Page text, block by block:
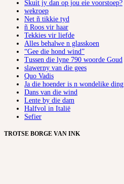
Skuit jy dan op jou eie voorstoep?
wekroep
Net ñ tikkie tyd
ñ Roos vir haar
Tekkies vir liefde
Alles behalwe n glasskoen
“Gee die hond wind”
Tussen die lyne 790 woorde Goud
slawerny van die gees
Quo Vadis
Ja die hoender is n wondelike ding
Dans van die wind
Lente by die dam
Halfvol in Italië
Sefier
TROTSE BORGE VAN INK